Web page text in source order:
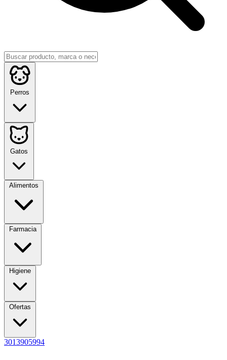
Perros
Gatos
Alimentos
Farmacia
Higiene
Ofertas
3013905994